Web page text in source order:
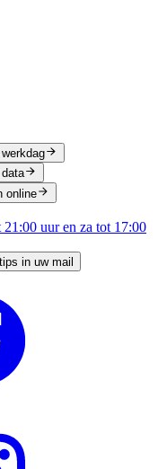
online
uur en za tot 17:00
in uw mail